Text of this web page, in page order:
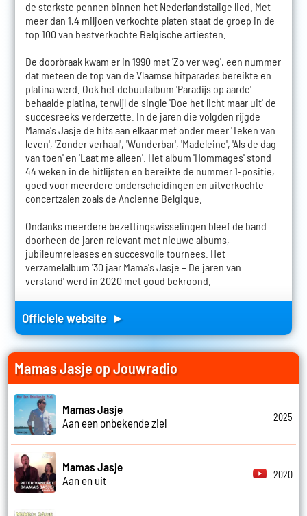
de sterkste pennen binnen het Nederlandstalige lied. Met
meer dan 1,4 miljoen verkochte platen staat de groep in de
top 100 van bestverkochte Belgische artiesten.
De doorbraak kwam er in 1990 met 'Zo ver weg', een nummer
dat meteen de top van de Vlaamse hitparades bereikte en
platina werd. Ook het debuutalbum 'Paradijs op aarde'
behaalde platina, terwijl de single 'Doe het licht maar uit' de
succesreeks verderzette. In de jaren die volgden rijgde
Mama's Jasje de hits aan elkaar met onder meer 'Teken van
leven', 'Zonder verhaal', 'Wunderbar', 'Madeleine', 'Als de dag
van toen' en 'Laat me alleen'. Het album 'Hommages' stond
44 weken in de hitlijsten en bereikte de nummer 1-positie,
goed voor meerdere onderscheidingen en uitverkochte
concertzalen zoals de Ancienne Belgique.
Ondanks meerdere bezettingswisselingen bleef de band
doorheen de jaren relevant met nieuwe albums,
jubileumreleases en succesvolle tournees. Het
verzamelalbum '30 jaar Mama's Jasje – De jaren van
verstand' werd in 2020 met goud bekroond.
Officiele website ►
Mamas Jasje op Jouwradio
Mamas Jasje
Aan een onbekende ziel
2025
Mamas Jasje
Aan en uit
2020